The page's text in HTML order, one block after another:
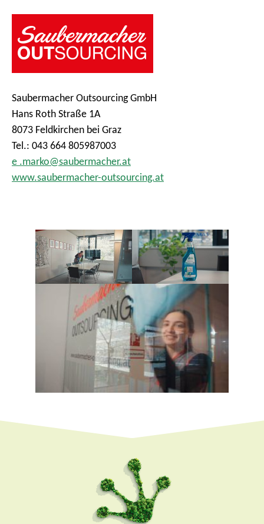
Saubermacher Outsourcing GmbH
Hans Roth Straße 1A
8073 Feldkirchen bei Graz
Tel.: 043 664 805987003
e .marko@saubermacher.at
www.saubermacher-outsourcing.at